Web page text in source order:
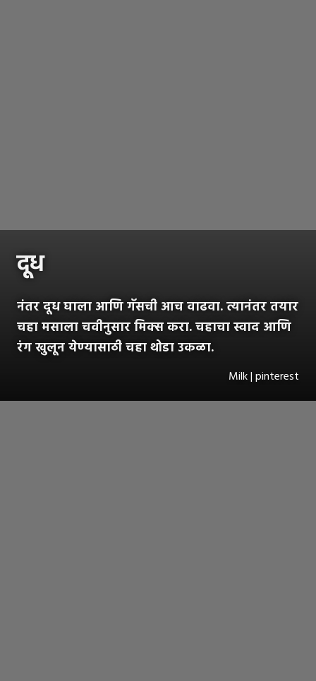
दूध
नंतर दूध घाला आणि गॅसची आच वाढवा. त्यानंतर तयार
चहा मसाला चवीनुसार मिक्स करा. चहाचा स्वाद आणि
रंग खुलून येण्यासाठी चहा थोडा उकळा.
Milk | pinterest